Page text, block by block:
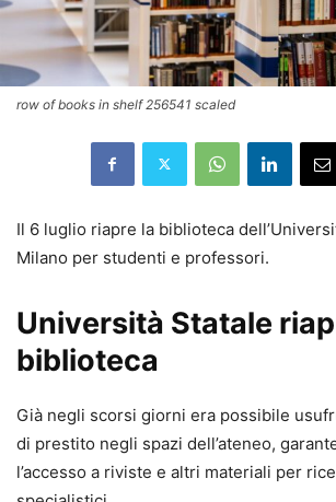
row of books in shelf 256541 scaled
Il 6 luglio riapre la biblioteca
Milano per studenti e professori.
Università Statale
biblioteca
Già negli scorsi giorni era possibile
di prestito negli spazi dell’ateneo,
l’accesso a riviste e altri materiali per